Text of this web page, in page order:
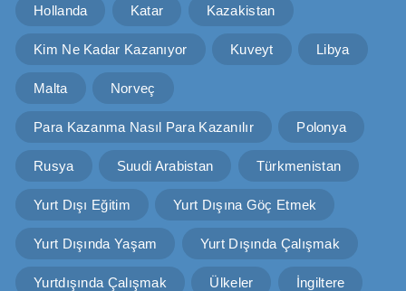
Hollanda Katar Kazakistan
Kim Ne Kadar Kazanıyor Kuveyt Libya
Malta Norveç
Para Kazanma Nasıl Para Kazanılır Polonya
Rusya Suudi Arabistan Türkmenistan
Yurt Dışı Eğitim Yurt Dışına Göç Etmek
Yurt Dışında Yaşam Yurt Dışında Çalışmak
Yurtdışında Çalışmak Ülkeler İngiltere